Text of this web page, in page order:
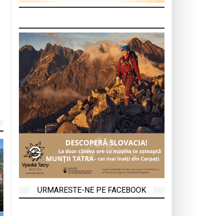
URMARESTE-NE PE FACEBOOK